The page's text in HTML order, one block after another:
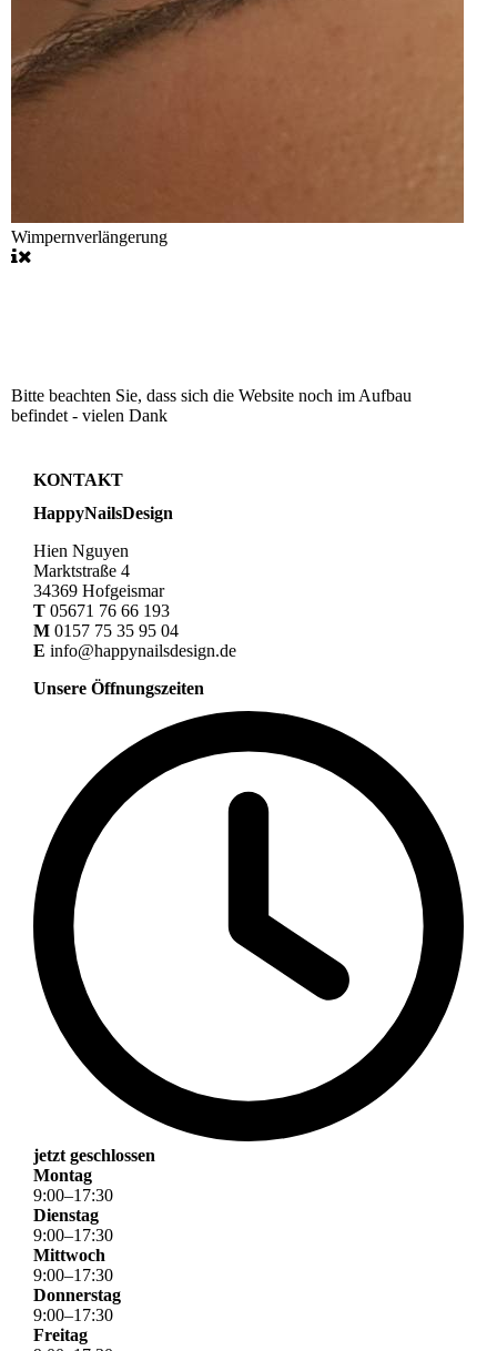
Wimpernverlängerung
Bitte beachten Sie, dass sich die Website noch im Aufbau
befindet - vielen Dank
KONTAKT
HappyNailsDesign
Hien Nguyen
Marktstraße 4
34369 Hofgeismar
T 05671 76 66 193
M 0157 75 35 95 04
E info@happynailsdesign.de
Unsere Öffnungszeiten
jetzt geschlossen
Montag
9:00–17:30
Dienstag
9:00–17:30
Mittwoch
9:00–17:30
Donnerstag
9:00–17:30
Freitag